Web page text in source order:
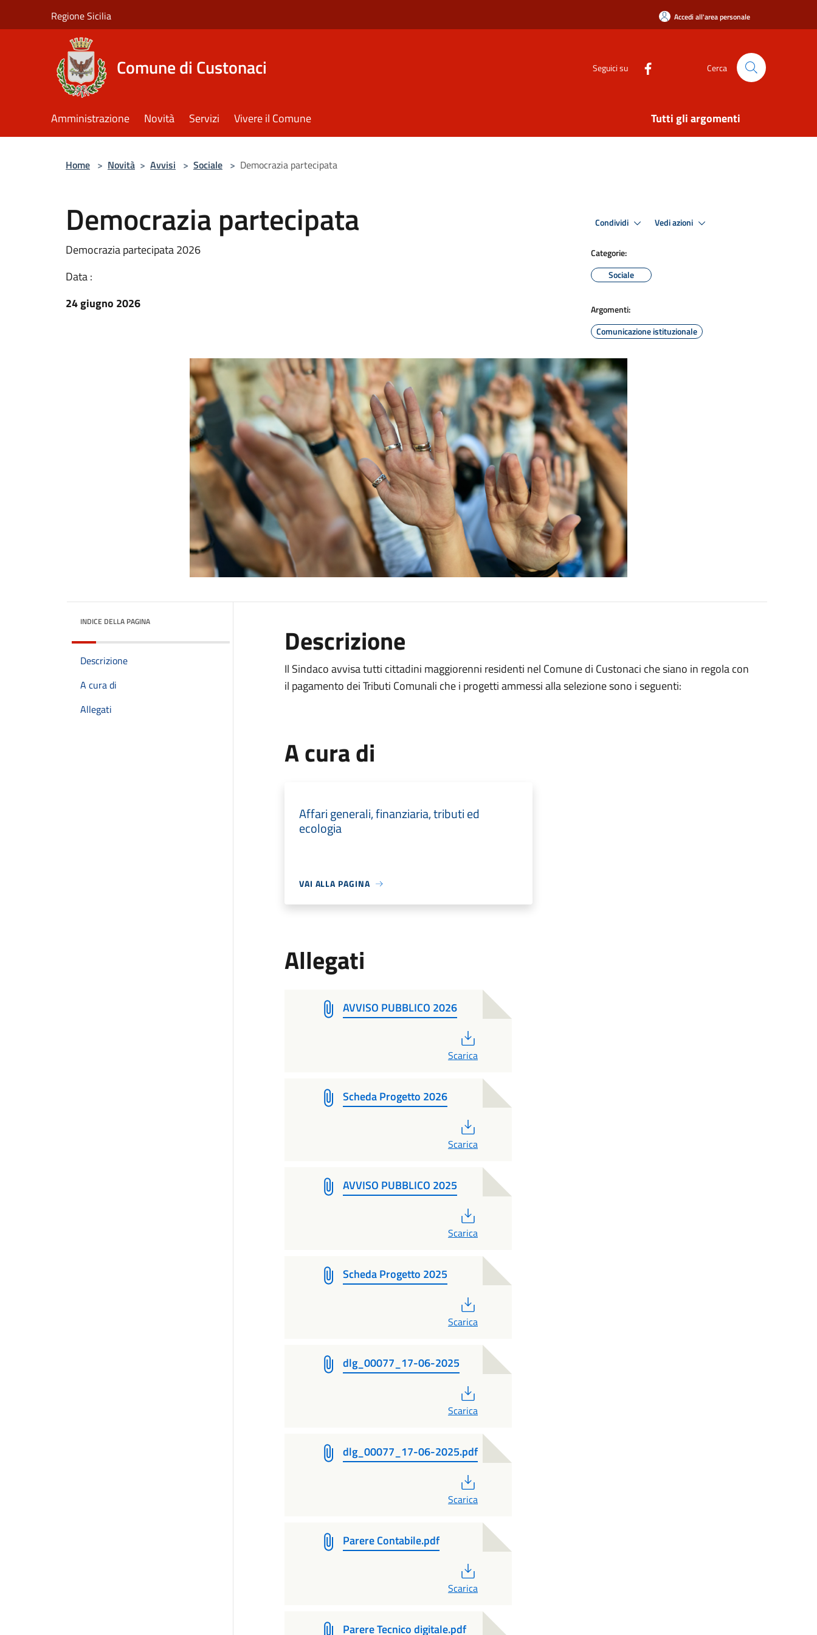
Regione Sicilia Accedi all'area personale
Comune di Custonaci Seguici su Cerca
Amministrazione Novità Servizi Vivere il Comune Tutti gli argomenti
Home > Novità > Avvisi > Sociale > Democrazia partecipata
Democrazia partecipata
Democrazia partecipata 2026
Data :
24 giugno 2026
Condividi Vedi azioni
Categorie:
Sociale
Argomenti:
Comunicazione istituzionale
INDICE DELLA PAGINA
Descrizione
A cura di
Allegati
Descrizione
Il Sindaco avvisa tutti cittadini maggiorenni residenti nel Comune di Custonaci che siano in regola con
il pagamento dei Tributi Comunali che i progetti ammessi alla selezione sono i seguenti:
A cura di
Affari generali, finanziaria, tributi ed
ecologia
VAI ALLA PAGINA
Allegati
AVVISO PUBBLICO 2026
Scarica
Scheda Progetto 2026
Scarica
AVVISO PUBBLICO 2025
Scarica
Scheda Progetto 2025
Scarica
dlg_00077_17-06-2025
Scarica
dlg_00077_17-06-2025.pdf
Scarica
Parere Contabile.pdf
Scarica
Parere Tecnico digitale.pdf